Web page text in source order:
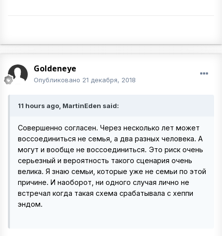
Goldeneye
Опубликовано 21 декабря, 2018
11 hours ago, MartinEden said:
Совершенно согласен. Через несколько лет может
воссоединиться не семья, а два разных человека. А
могут и вообще не воссоединиться. Это риск очень
серьезный и вероятность такого сценария очень
велика. Я знаю семьи, которые уже не семьи по этой
причине. И наоборот, ни одного случая лично не
встречал когда такая схема срабатывала с хеппи
эндом.